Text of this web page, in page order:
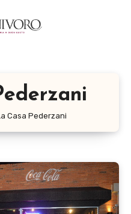
Casa Pederzani